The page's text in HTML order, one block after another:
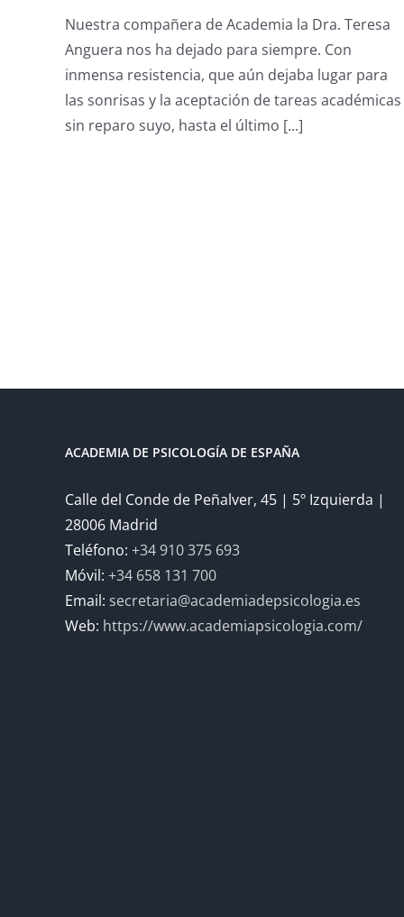
memoriam:
Dra.
Teresa
Anguera
Nuestra compañera de Academia la Dra. Teresa
Anguera nos ha dejado para siempre. Con
inmensa resistencia, que aún dejaba lugar para
las sonrisas y la aceptación de tareas académicas
sin reparo suyo, hasta el último [...]
ACADEMIA DE PSICOLOGÍA DE ESPAÑA
Calle del Conde de Peñalver, 45 | 5º Izquierda |
28006 Madrid
Teléfono: +34 910 375 693
Móvil: +34 658 131 700
Email: secretaria@academiadepsicologia.es
Web: https://www.academiapsicologia.com/